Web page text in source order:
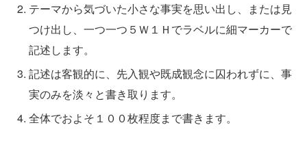
テーマから気づいた小さな事実を思い出し、または見
つけ出し、一つ一つ５Ｗ１Ｈでラベルに細マーカーで
記述します。
記述は客観的に、先入観や既成観念に囚われずに、事
実のみを淡々と書き取ります。
全体でおよそ１００枚程度まで書きます。